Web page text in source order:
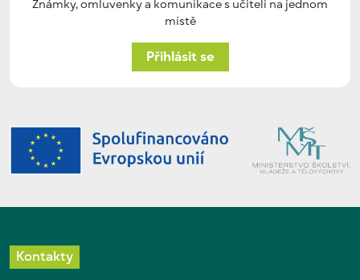
Známky, omluvenky a komunikace s učiteli na jednom
místě
Přihlásit se
Kontakty